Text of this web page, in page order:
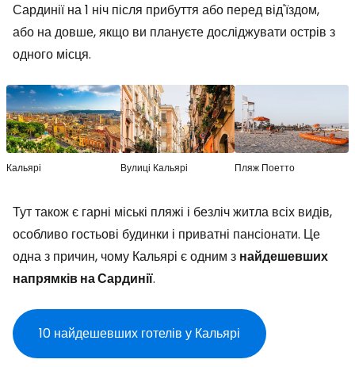
Сардинії на 1 ніч після прибуття або перед від'їздом,
або на довше, якщо ви плануєте досліджувати острів з
одного місця.
Кальярі Вулиці Кальярі Пляж Поетто
Тут також є гарні міські пляжі і безліч житла всіх видів,
особливо гостьові будинки і приватні пансіонати. Це
одна з причин, чому Кальярі є одним з найдешевших
напрямків на Сардинії.
10 найдешевших готелів у Кальярі